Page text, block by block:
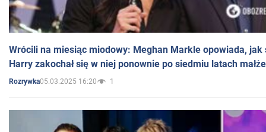
Wrócili na miesiąc miodowy: Meghan Markle opowiada, jak
Harry zakochał się w niej ponownie po siedmiu latach
Rozrywka05.03.2025 16:20 1